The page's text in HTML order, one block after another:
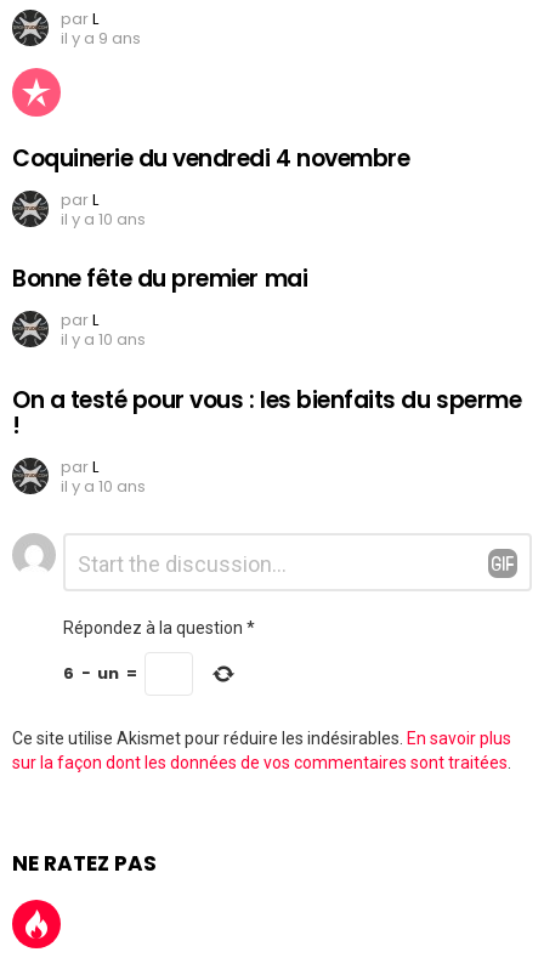
parL
il y a 9 ans
Coquinerie du vendredi 4 novembre
parL
il y a 10 ans
Bonne fête du premier mai
parL
il y a 10 ans
On a testé pour vous : les bienfaits du sperme
!
parL
il y a 10 ans
Laisser
un
commentaire
Commentaire
Répondez à la question *
6 − un =
Ce site utilise Akismet pour réduire les indésirables. En savoir plus
sur la façon dont les données de vos commentaires sont traitées
NE RATEZ PAS